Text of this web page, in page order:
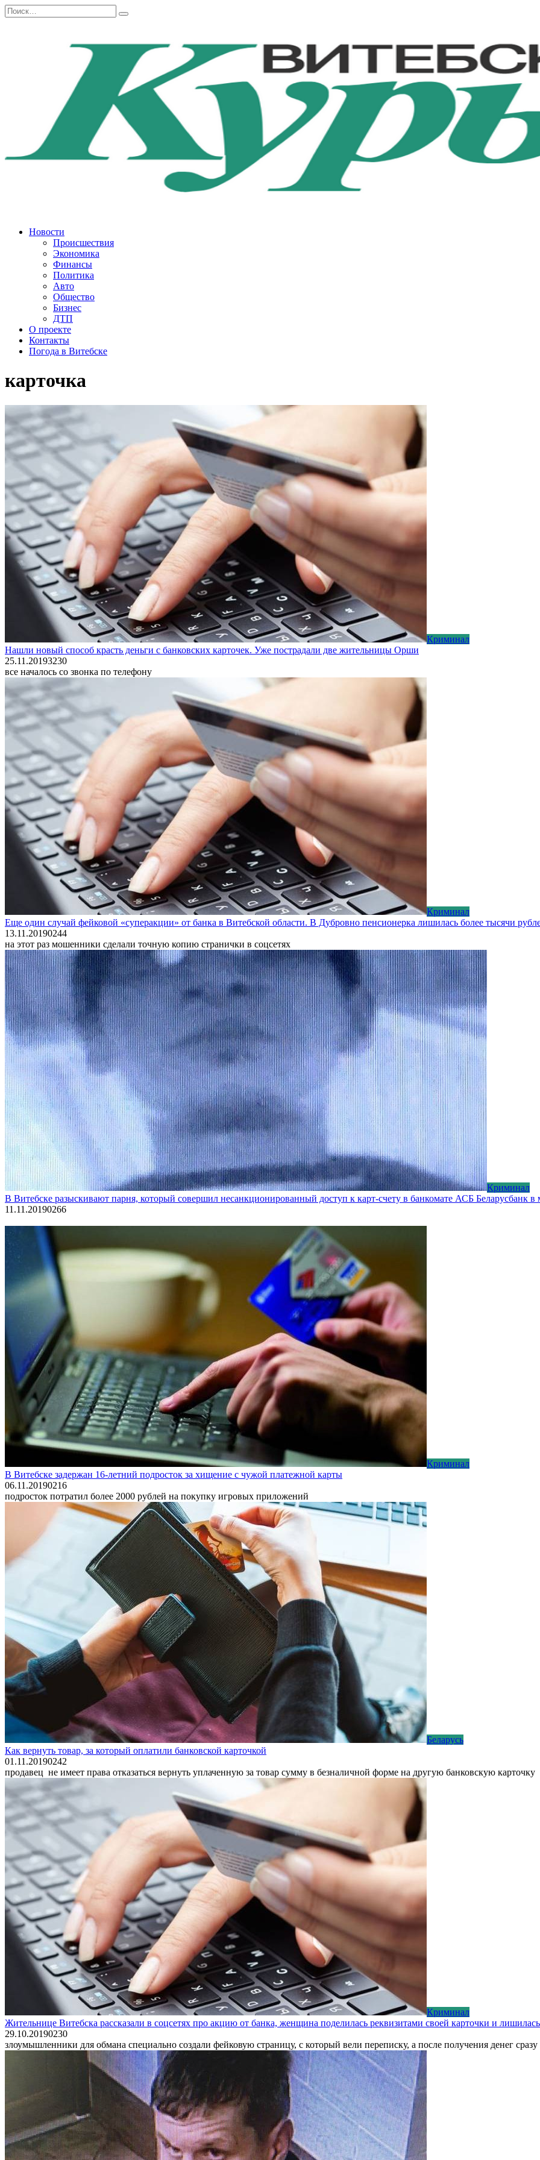
Перейти
к
Search
for:
Новости
Происшествия
Экономика
Финансы
Политика
Авто
Общество
Бизнес
ДТП
О проекте
Контакты
Погода в Витебске
карточка
Криминал
Нашли новый способ красть деньги с банковских карточек. Уже пострадали две жительницы Орши
25.11.20193230
все началось со звонка по телефону
Криминал
Еще один случай фейковой «суперакции» от банка в Витебской области. В Дубровно пенсионерка лишилась более тысячи
13.11.20190244
на этот раз мошенники сделали точную копию странички в соцсетях
Криминал
В Витебске разыскивают парня, который совершил несанкционированный доступ к карт-счету в банкомате АСБ Беларусбанк в
11.11.20190266
Криминал
В Витебске задержан 16-летний подросток за хищение с чужой платежной карты
06.11.20190216
подросток потратил более 2000 рублей на покупку игровых приложений
Беларусь
Как вернуть товар, за который оплатили банковской карточкой
01.11.20190242
продавец не имеет права отказаться вернуть уплаченную за товар сумму в безналичной форме на другую банковскую карточку
Криминал
Жительнице Витебска рассказали в соцсетях про акцию от банка, женщина поделилась реквизитами своей карточки и
29.10.20190230
злоумышленники для обмана специально создали фейковую страницу, с который вели переписку, а после получения денег сразу